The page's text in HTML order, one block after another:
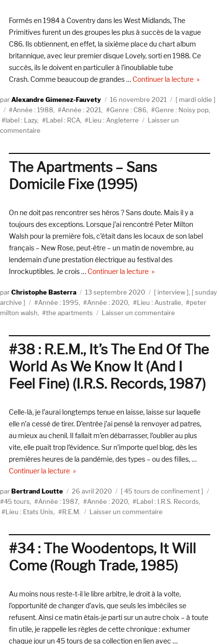
Formés en 1984 à Coventry dans les West Midlands, The
Primitives furent un des groupes les plus à succès de la vague
C86. Ils obtiennent, en effet, la sixième place du chart album
britannique, avec leur premier disque Lovely, sorti en 1988. Ce
succès, ils le doivent en particulier à l’inoubliable tube
Crash. Comme beaucoup de grandes … Continuer la lecturede «
AuteurAlexandre Gimenez-Fauvety
Publié
le
16 novembre 2021 Catégories
mardi oldie
Étiquettes
Année : 1988 Année : 2021 Genre : C86 Genre : Noisy pop
label : Lazy, Label : RCA, Lieu : Angleterre
Laisser un
commentaire
Lovely
(RCA
Records,
1988)
The Apartments – Sans
Domicile Fixe (1995)
On ne doit pas rencontrer ses héros ? Sans doute. Mais il y a
toujours des exceptions. Lorsque j’ai rencontré Peter Milton
Walsh pour la première fois, c’était dans les locaux de son label
français – New Rose, peut-être – un matin de novembre, au
lendemain d’une prestation électrique au festival des
Inrockuptibles. Je crois … Continuer la lecturede « The Apartments
AuteurChristophe Basterra
Publié
le
13 septembre 2020 Catégories
interview
sunday
archive
Étiquettes
Année : 1995 Année : 2020 Lieu : Australie
peter
milton walsh
the apartments Laisser un commentaire
–
Sans
Domicile
Fixe
(1995)
#38 : R.E.M., It’s The End Of The
World As We Know It (And I
Feel Fine) (I.R.S. Records, 1987)
Celle-là, je l’aurai longtemps tenue en laisse, laisse sur laquelle
elle n’a cessé de tirer. D’entrée j’ai pensé la renvoyer ad patres,
au mieux au chenil. Il fallait m’en débarrasser, l’oublier au plus
vite, elle puait trop l’évidence. Sur n’importe quel blog, dès les
premières heures de la pandémie, des types – ou des filles, …
Continuer la lecturede « #38 : R.E.M., It’s The End Of The World As
AuteurBertrand Loutte
Publié
le
26 avril 2020 Catégories
45 tours de confinement
45 tours
Année : 1987 Année : 2020 Label : I.R.S. Records
Lieu : Etats Unis
R.E.M. Laisser un commentairesur
It’s
The
End
Of
World
As
We
#34 : The Woodentops, It Will
Come (Rough Trade, 1985)
Au moins nous reste-t-il le libre arbitre, le droit à la volte,
l’opportunité de changer d’avis, que seuls les imbéciles se
refusent. Ainsi ce matin étais-je parti sur un autre choix – à toute
fin utile, je rappelle les règles de cette chronique : exhumer
chaque jour un 45 tours de sa collection en lien avec …